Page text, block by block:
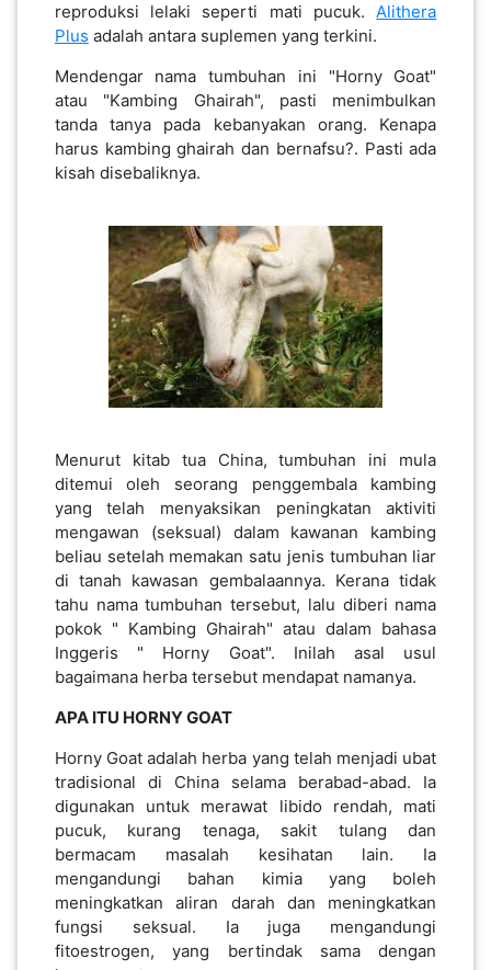
reproduksi lelaki seperti mati pucuk.Alithera
Plus adalah antara suplemen yang terkini.
Mendengar nama tumbuhan ini "Horny Goat"
atau "Kambing Ghairah", ​​​​pasti menimbulkan
tanda tanya pada kebanyakan orang. Kenapa
harus kambing ghairah dan bernafsu?. Pasti ada
kisah disebaliknya.
Menurut kitab tua China, tumbuhan ini mula
ditemui oleh seorang penggembala kambing
yang telah menyaksikan peningkatan aktiviti
mengawan (seksual) dalam kawanan kambing
beliau setelah memakan satu jenis tumbuhan liar
di tanah kawasan gembalaannya. Kerana tidak
tahu nama tumbuhan tersebut, lalu diberi nama
pokok " Kambing Ghairah" atau dalam bahasa
Inggeris " Horny Goat". Inilah asal usul
bagaimana herba tersebut mendapat namanya.
APA ITU HORNY GOAT
Horny Goat adalah herba yang telah menjadi ubat
tradisional di China selama berabad-abad. Ia
digunakan untuk merawat libido rendah, mati
pucuk, kurang tenaga, sakit tulang dan
bermacam masalah kesihatan lain. Ia
mengandungi bahan kimia yang boleh
meningkatkan aliran darah dan meningkatkan
fungsi seksual. Ia juga mengandungi
fitoestrogen, yang bertindak sama dengan
KENDERAAN(6)
ELEKTRONIK(5)
SUKAN/HOBI(2)
PERCUTIAN
PELANCONGAN(1)
PEKERJAAN(0)
SERVIS(17)
HARTA
BENDA(1)
LAIN-
KEPERLUAN(16)
SELECT NEGERI
SELANGOR(37)